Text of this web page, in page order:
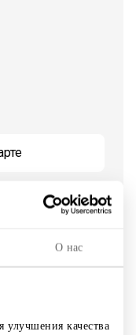
О нас
улучшения качества
посещают
рестораны
и доступную еду.
питания в мире,
WHOPPER® —